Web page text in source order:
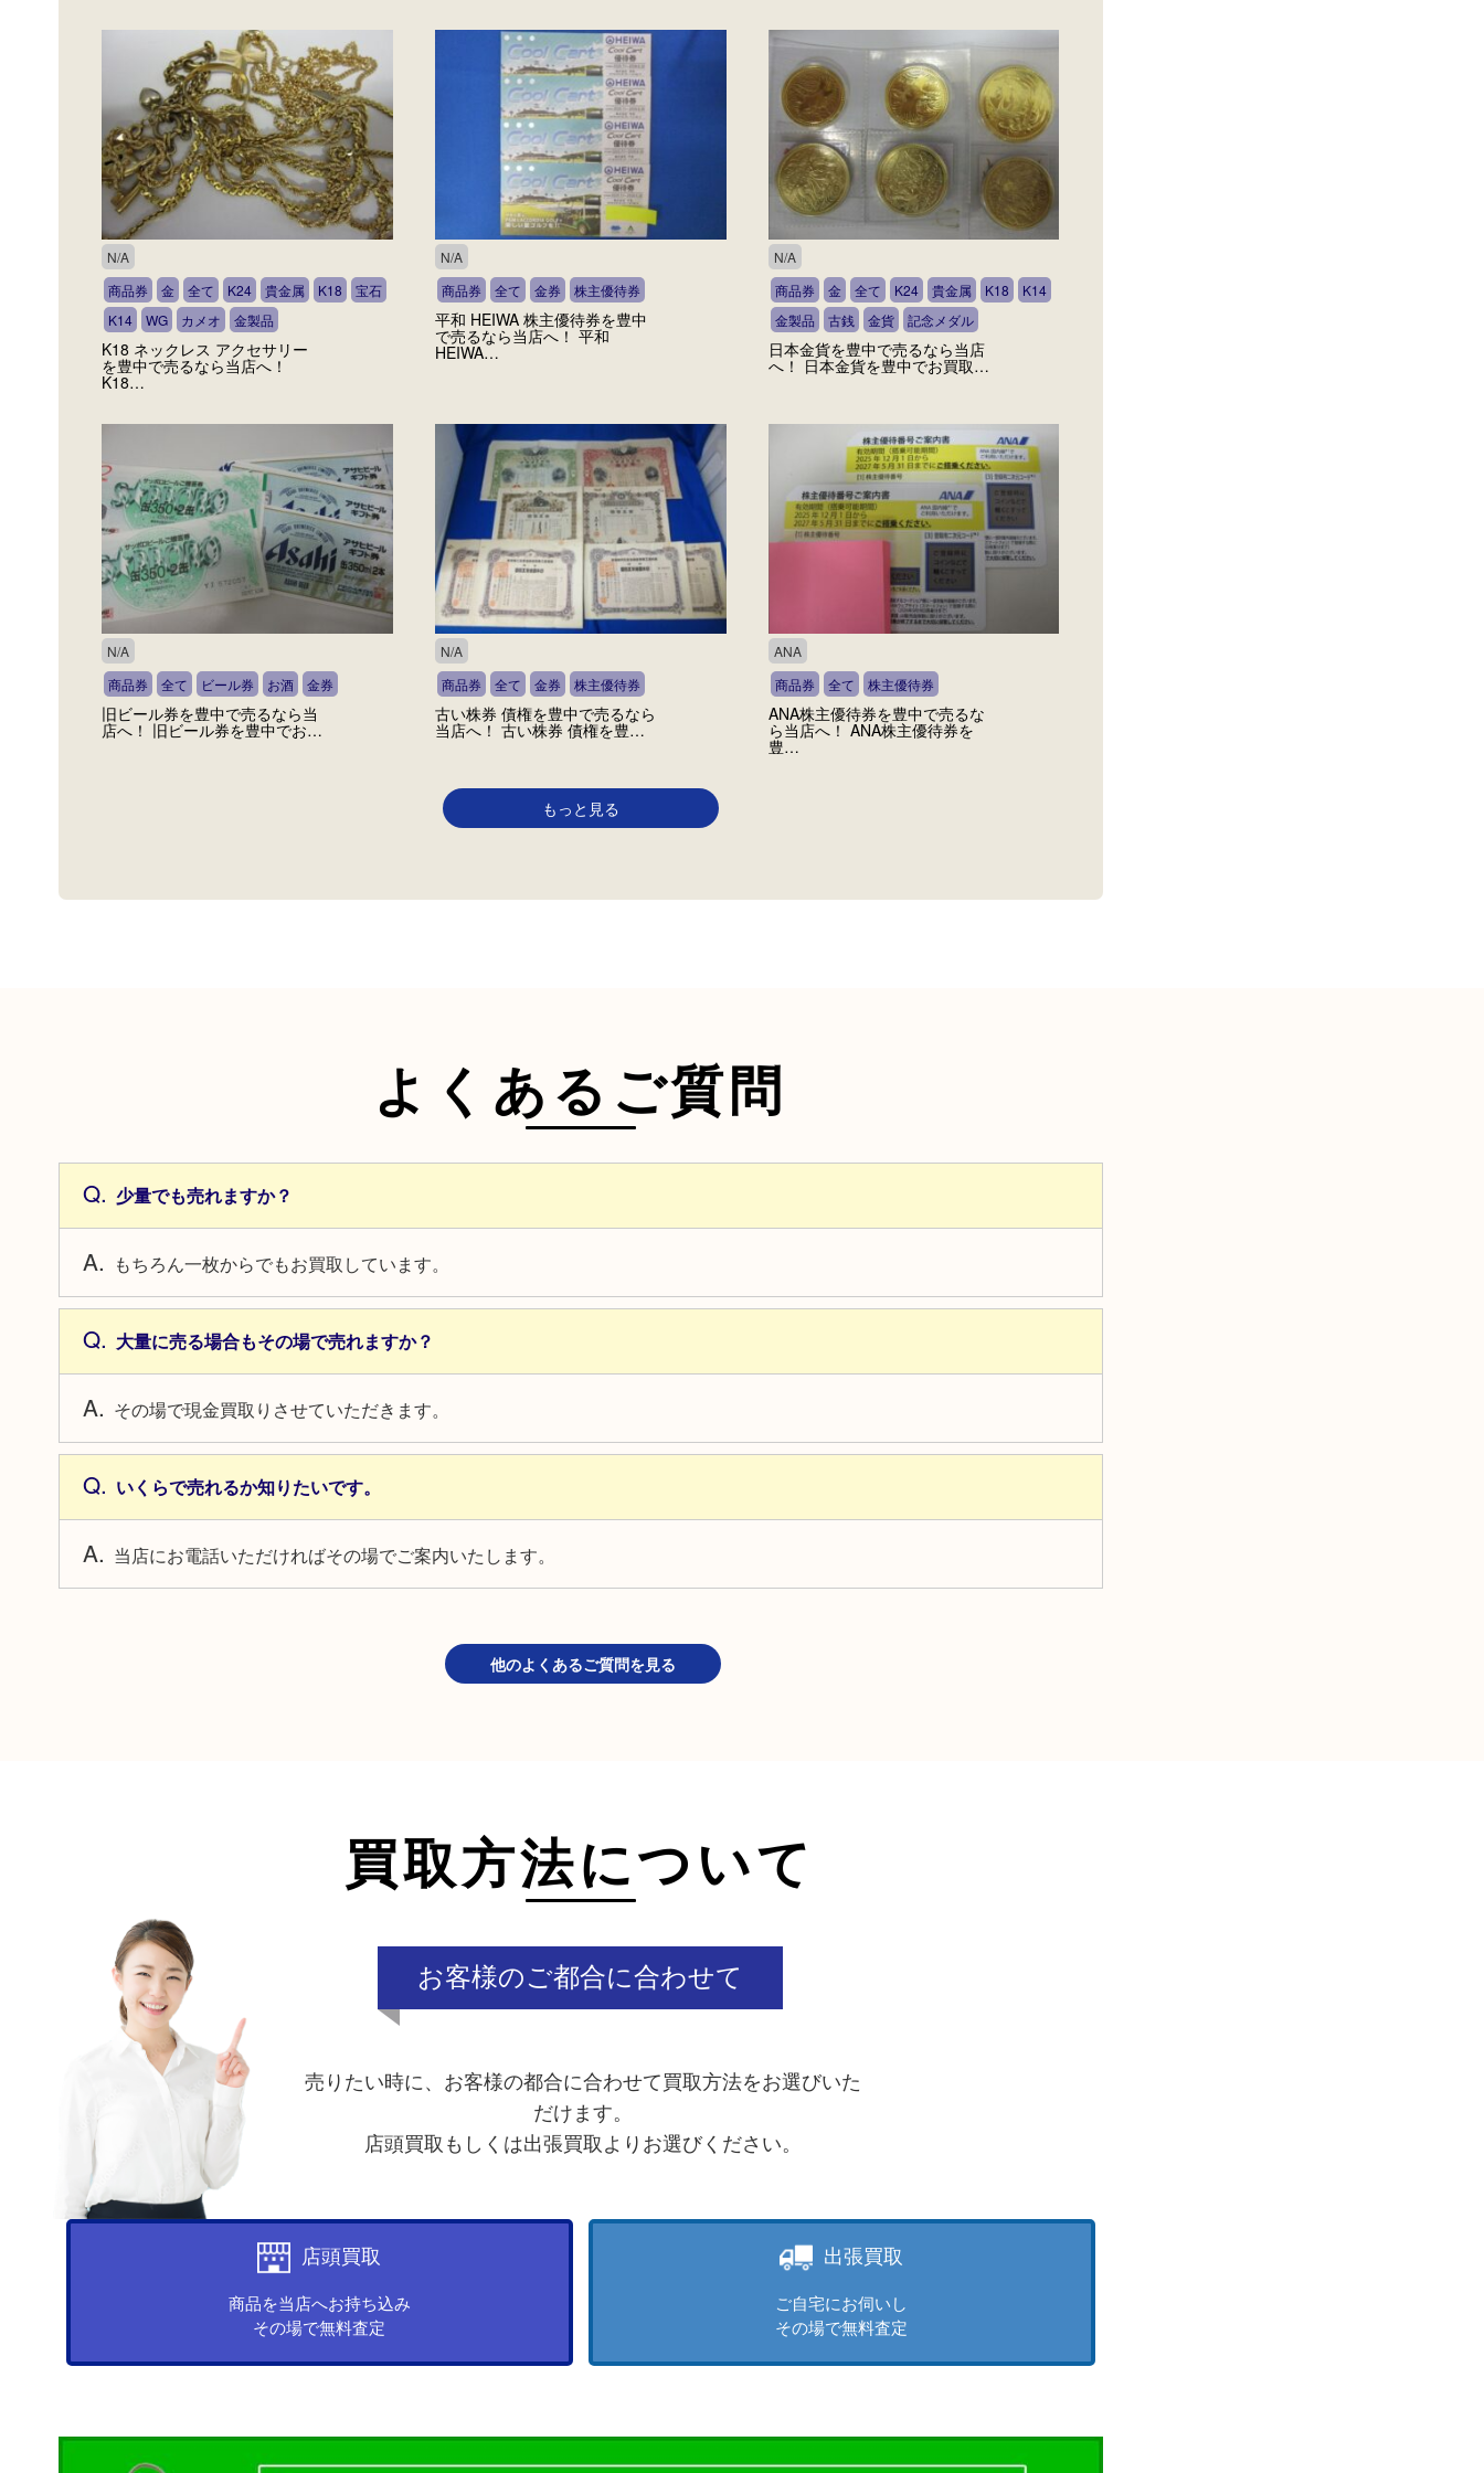
N/A
商品券
金 全て K24 貴金属 K18
宝石
K14
WG カメオ 金製品
K18 ネックレス アクセサリー
を豊中で売るなら当店へ！
K18…
N/A
商品券
全て 金券 株主優待券
平和 HEIWA 株主優待券を豊中
で売るなら当店へ！ 平和
HEIWA…
N/A
商品券
金 全て K24 貴金属 K18
K14
金製品
古銭 金貨 記念メダル
日本金貨を豊中で売るなら当店
へ！ 日本金貨を豊中でお買取…
N/A
商品券
全て ビール券 お酒 金券
旧ビール券を豊中で売るなら当
店へ！ 旧ビール券を豊中でお…
N/A
商品券
全て 金券 株主優待券
古い株券 債権を豊中で売るなら
当店へ！ 古い株券 債権を豊…
ANA
商品券
全て 株主優待券
ANA株主優待券を豊中で売るな
ら当店へ！ ANA株主優待券を
豊…
もっと見る
よくあるご質問
少量でも売れますか？
もちろん一枚からでもお買取しています。
大量に売る場合もその場で売れますか？
その場で現金買取りさせていただきます。
いくらで売れるか知りたいです。
当店にお電話いただければその場でご案内いたします。
他のよくあるご質問を見る
買取方法について
お客様のご都合に合わせて
売りたい時に、お客様の都合に合わせて買取方法をお選びいた
だけます。
店頭買取もしくは出張買取よりお選びください。
店頭買取
商品を当店へお持ち込み
その場で無料査定
出張買取
ご自宅にお伺いし
その場で無料査定